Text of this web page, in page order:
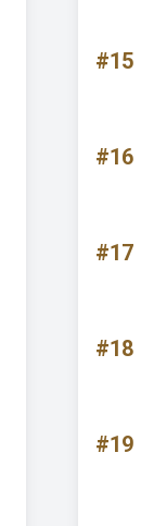
#15
#16
#17
#18
#19